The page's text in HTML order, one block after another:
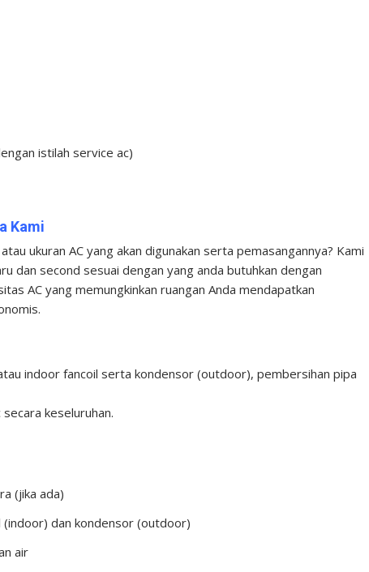
istilah service ac)
Kami
ukuran AC yang akan digunakan serta pemasangannya? Kami
dan second sesuai dengan yang anda butuhkan dengan
AC yang memungkinkan ruangan Anda mendapatkan
indoor fancoil serta kondensor (outdoor), pembersihan pipa
keseluruhan.
(jika ada)
dan kondensor (outdoor)
air